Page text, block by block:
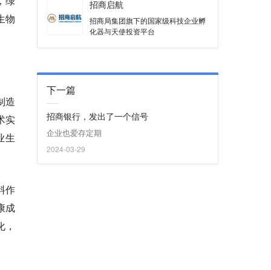
物
造
实
生
作
成
招商启航
招商局集团旗下的国家级科技企业孵
化器与天使投资平台
下一篇
招商银行，发出了一个信号
企业也爱存定期
2024-03-29